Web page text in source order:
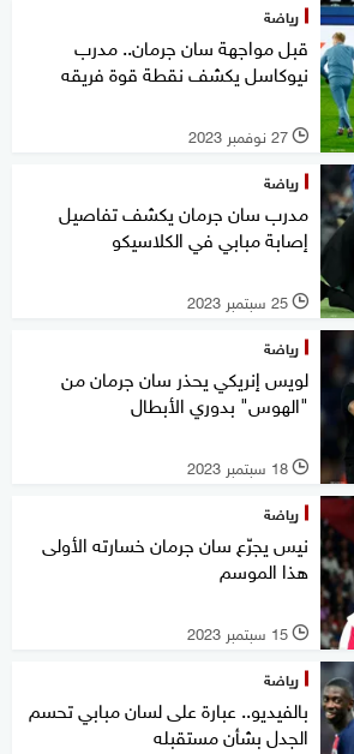
رياضة
قبل مواجهة سان جرمان.. مدرب
نيوكاسل يكشف نقطة قوة فريقه
l 27 نوفمبر 2023
رياضة
مدرب سان جرمان يكشف تفاصيل
إصابة مبابي في الكلاسيكو
l 25 سبتمبر 2023
رياضة
لويس إنريكي يحذر سان جرمان من
"الهوس" بدوري الأبطال
l 18 سبتمبر 2023
رياضة
نيس يجرّع سان جرمان خسارته الأولى
هذا الموسم
l 15 سبتمبر 2023
رياضة
بالفيديو.. عبارة على لسان مبابي تحسم
الجدل بشأن مستقبله